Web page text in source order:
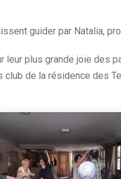
guider par Natalia,
plus grande joie des
de la résidence des